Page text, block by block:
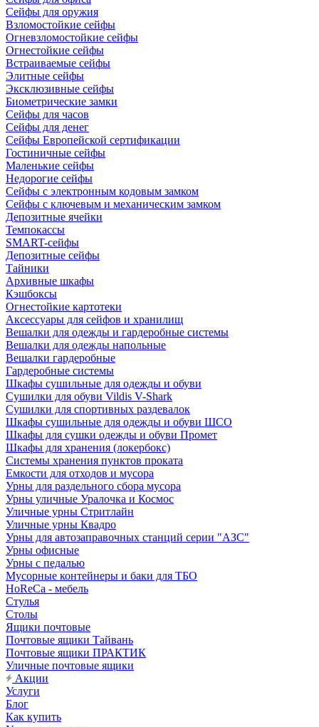
Сейфы для оружия
Взломостойкие сейфы
Огневзломостойкие сейфы
Огнестойкие сейфы
Встраиваемые сейфы
Элитные сейфы
Эксклюзивные сейфы
Биометрические замки
Сейфы для часов
Сейфы для денег
Сейфы Европейской сертификации
Гостиничные сейфы
Маленькие сейфы
Недорогие сейфы
Сейфы с электронным кодовым замком
Сейфы с ключевым и механическим замком
Депозитные ячейки
Темпокассы
SMART-сейфы
Депозитные сейфы
Тайники
Архивные шкафы
Кэшбоксы
Огнестойкие картотеки
Аксессуары для сейфов и хранилищ
Вешалки для одежды и гардеробные системы
Вешалки для одежды напольные
Вешалки гардеробные
Гардеробные системы
Шкафы сушильные для одежды и обуви
Сушилки для обуви Vildis V-Shark
Сушилки для спортивных раздевалок
Шкафы сушильные для одежды и обуви ШСО
Шкафы для сушки одежды и обуви Промет
Шкафы для хранения (локербокс)
Системы хранения пунктов проката
Емкости для отходов и мусора
Урны для раздельного сбора мусора
Урны уличные Уралочка и Космос
Уличные урны Стритлайн
Уличные урны Квадро
Урны для автозаправочных станций серии "АЗС"
Урны офисные
Урны с педалью
Мусорные контейнеры и баки для ТБО
HoReCa - мебель
Стулья
Столы
Ящики почтовые
Почтовые ящики Тайвань
Почтовые ящики ПРАКТИК
Уличные почтовые ящики
Акции
Услуги
Блог
Как купить